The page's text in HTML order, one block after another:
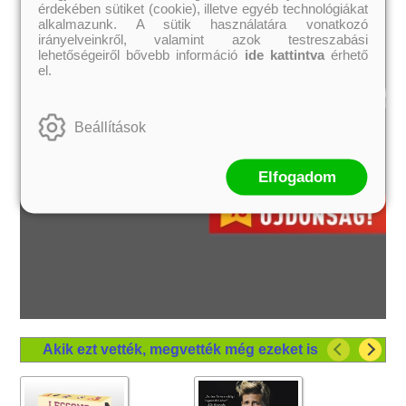
Akik ezt vették, megvették még ezeket is
érdekében sütiket (cookie), illetve egyéb technológiákat
alkalmazunk. A sütik használatára vonatkozó
irányelveinkről, valamint azok testreszabási
lehetőségeiről bővebb információ ide kattintvaérhető
el.
Beállítások
Elfogadom